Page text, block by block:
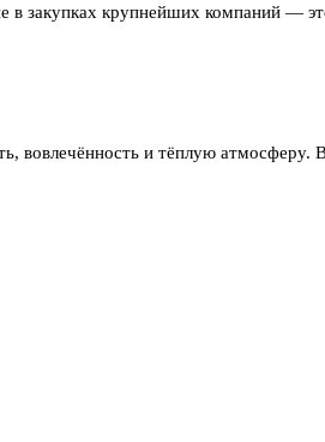
закупках крупнейших
и тёплую атмосферу.